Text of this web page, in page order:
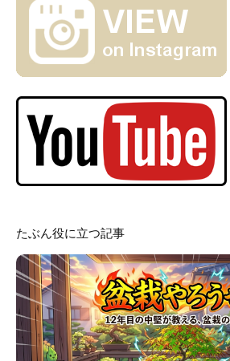
たぶん役に立つ記事